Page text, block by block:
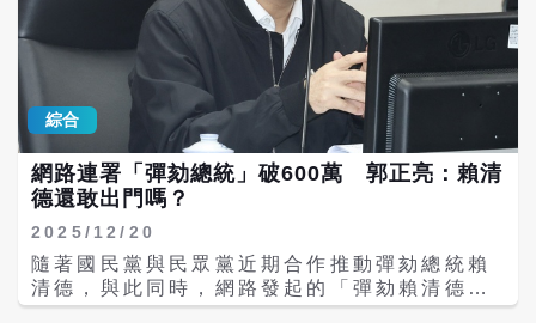
發生在約13年前，當時自己尚未投入公共事
務，是「從政前的私人與家庭往事」，涉及的
是借名登記問題，並非外界所稱土地開發款
方直接否認，表示自己「從沒收過」這筆錢，
並強調相關爭議已進入司法程序，會尊重法院
判決。此外，鄭朝方也曾強調，自己投入公職
後一直廉潔自持，未曾發生與公共利益衝突的
情事。這也是鄭朝方先前面對家族土地爭議
時，一直採取的回應方向。 值得注意的是，這
起土地案中，圓方公司與鄭家對部分款項的性
質存在不同說法。圓方公司主張相關資金屬購
地款；鄭家方面則否認收受購地款，替鄭永金
對案發時段出現的可疑機車及涉案人士展開追
查，以進一步確認身分及行為動機。
發生酒後追撞事故，遭依公共危險罪判決拘役
4個月、併科罰金12萬元。事實上，這已是陳
光軒生涯中第二次酒駕；對此，民進黨苗栗縣
黨部於2023年1月曾發表聲明，強調基於「酒
駕零容忍」原則，本應開除其黨籍，但考量陳
光軒對地方民主發展有重大貢獻且改善態度良
好，最終評議委員會決議建議中央處以「停權
3年」處分，並規範期間不得代表民進黨參選
民進黨苗栗縣議會黨團於本月11日舉行聯合登
記記者會，陳光軒在立法委員沈發惠、縣長候
選人陳品安等人的陪同下，共同高喊「團結議
綜合
網路連署「彈劾總統」破600萬 郭正亮：賴清
德還敢出門嗎？
2025/12/20
隨著國民黨與民眾黨近期合作推動彈劾總統賴
清德，與此同時，網路發起的「彈劾賴清德」
連署至今已突破600萬人次，引發社會高度關